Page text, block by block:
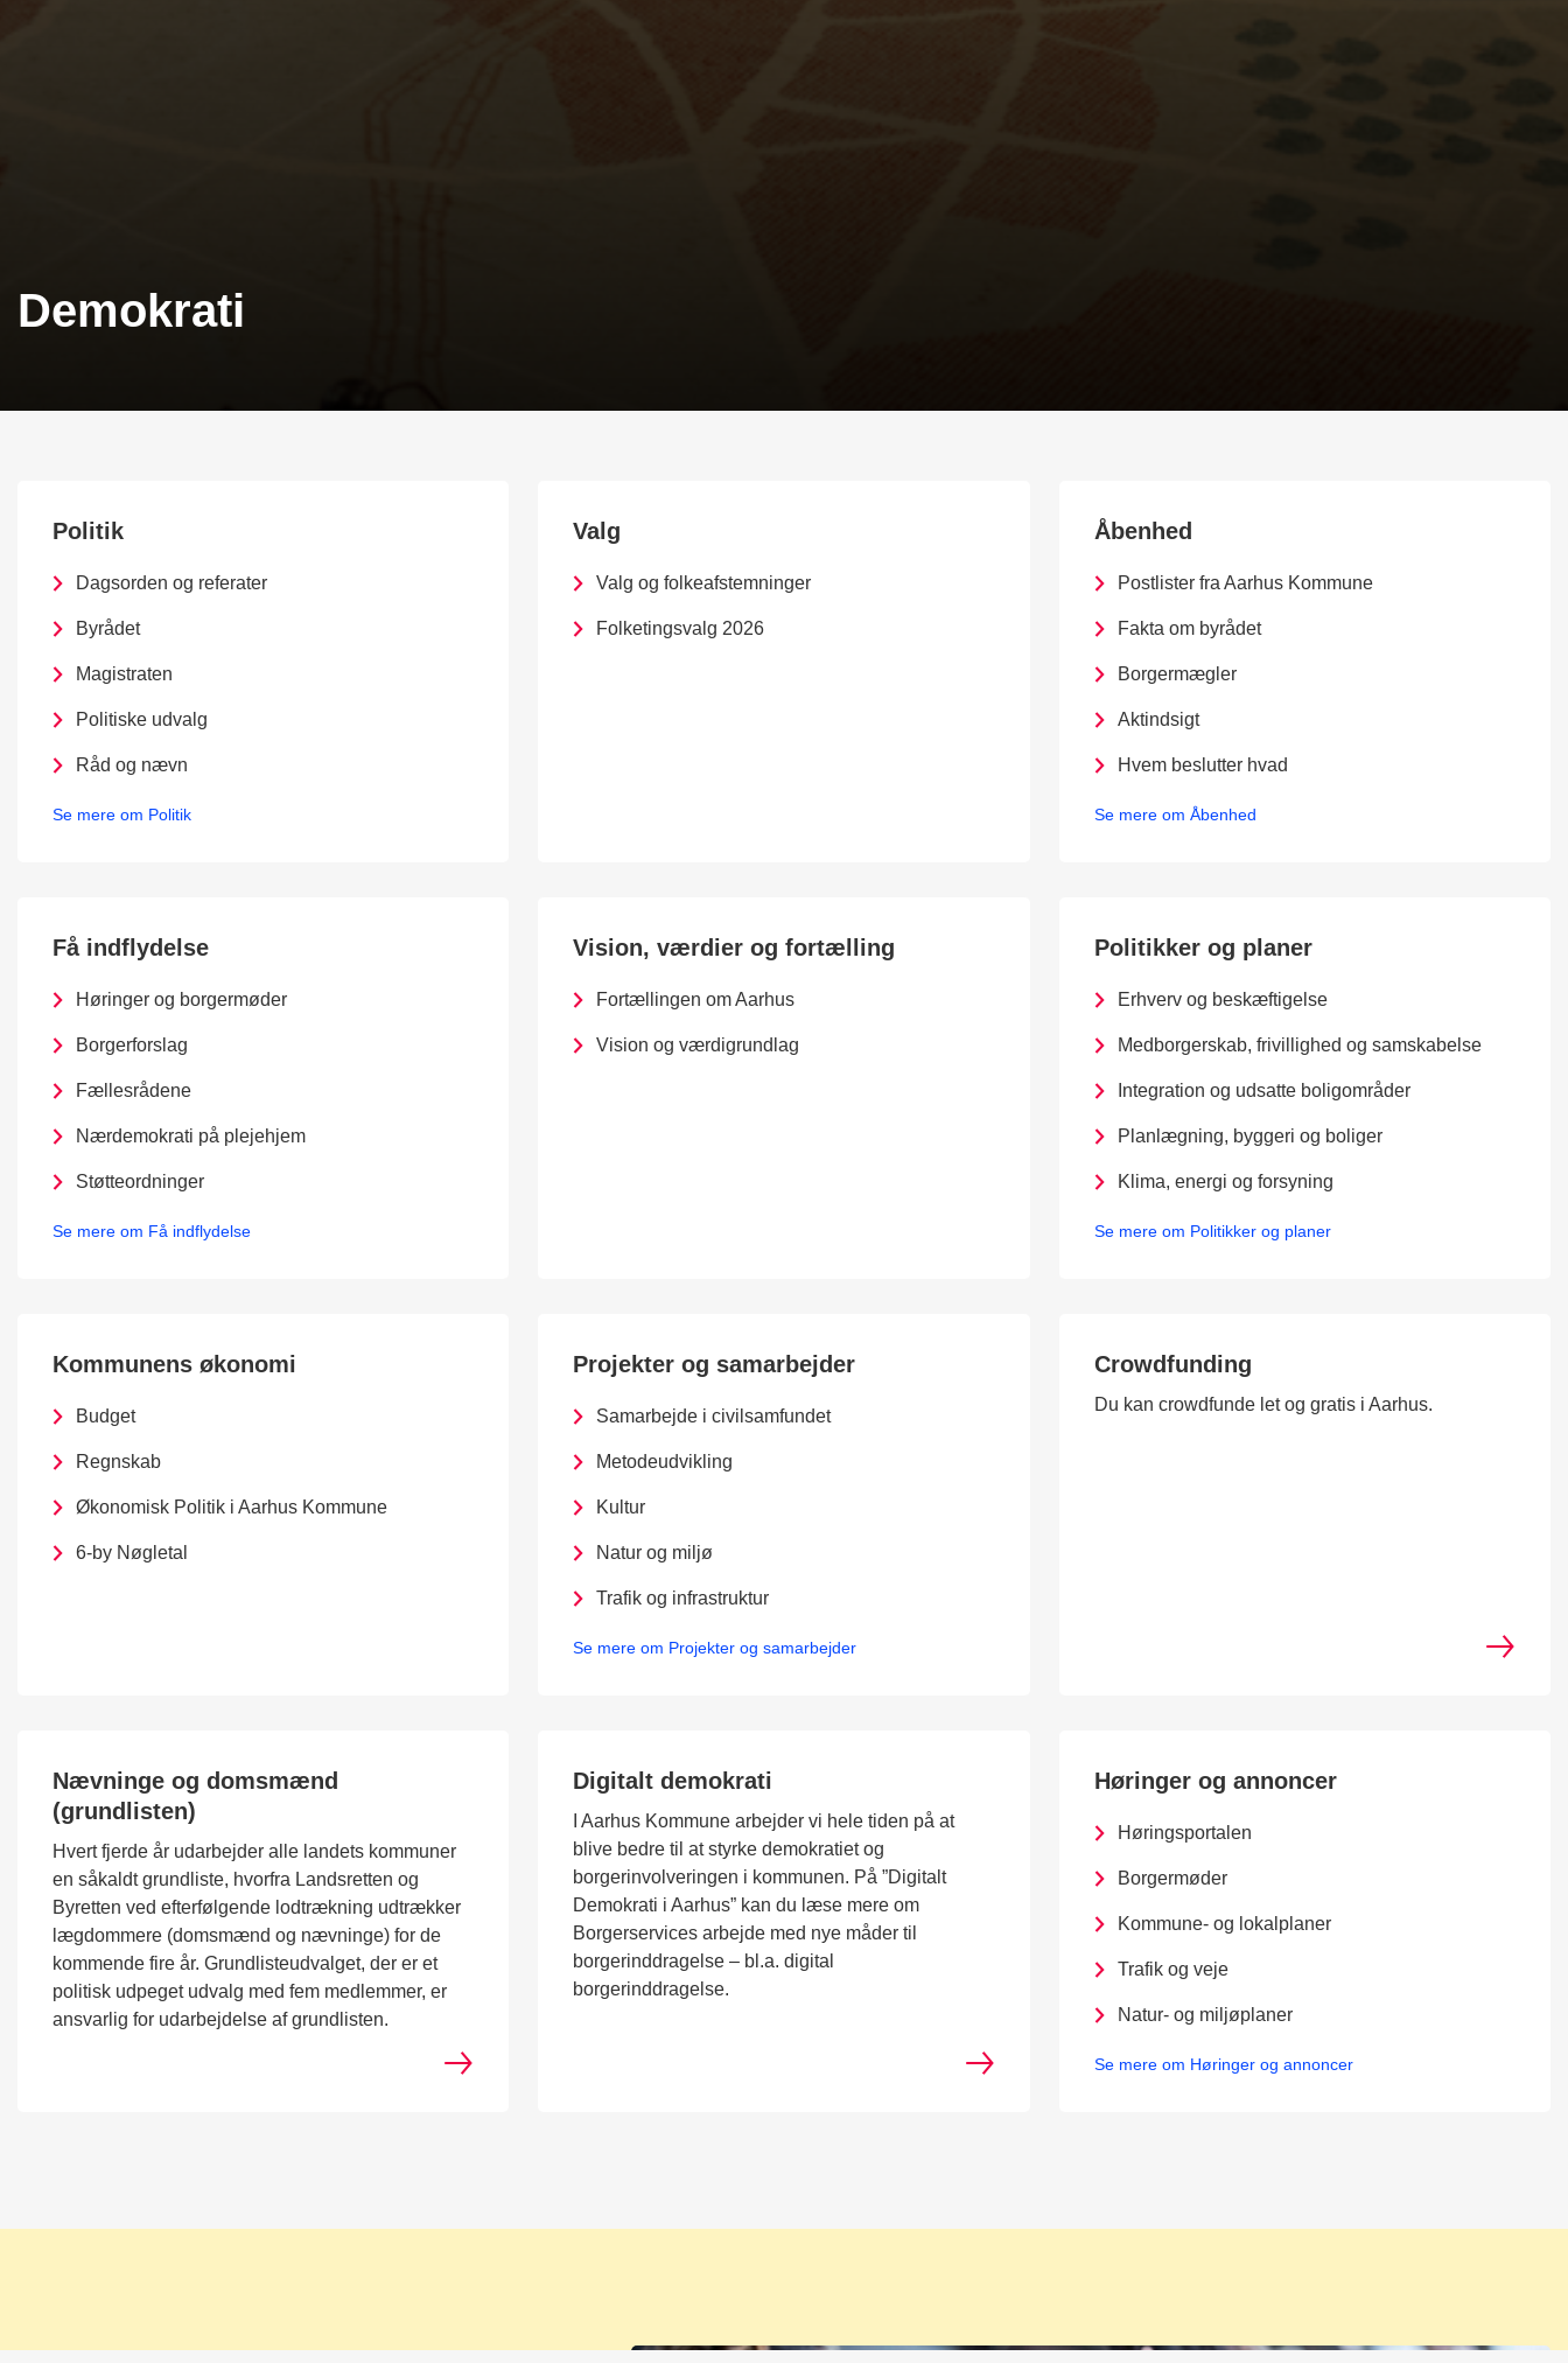
Demokrati
Politik
Dagsorden og referater
Byrådet
Magistraten
Politiske udvalg
Råd og nævn
Se mere om Politik
Valg
Valg og folkeafstemninger
Folketingsvalg 2026
Åbenhed
Postlister fra Aarhus Kommune
Fakta om byrådet
Borgermægler
Aktindsigt
Hvem beslutter hvad
Se mere om Åbenhed
Få indflydelse
Høringer og borgermøder
Borgerforslag
Fællesrådene
Nærdemokrati på plejehjem
Støtteordninger
Se mere om Få indflydelse
Vision, værdier og fortælling
Fortællingen om Aarhus
Vision og værdigrundlag
Politikker og planer
Erhverv og beskæftigelse
Medborgerskab, frivillighed og samskabelse
Integration og udsatte boligområder
Planlægning, byggeri og boliger
Klima, energi og forsyning
Se mere om Politikker og planer
Kommunens økonomi
Budget
Regnskab
Økonomisk Politik i Aarhus Kommune
6-by Nøgletal
Projekter og samarbejder
Samarbejde i civilsamfundet
Metodeudvikling
Kultur
Natur og miljø
Trafik og infrastruktur
Se mere om Projekter og samarbejder
Crowdfunding
Du kan crowdfunde let og gratis i Aarhus.
Nævninge og domsmænd
(grundlisten)
Hvert fjerde år udarbejder alle landets kommuner
en såkaldt grundliste, hvorfra Landsretten og
Byretten ved efterfølgende lodtrækning udtrækker
lægdommere (domsmænd og nævninge) for de
kommende fire år. Grundlisteudvalget, der er et
politisk udpeget udvalg med fem medlemmer, er
ansvarlig for udarbejdelse af grundlisten.
Digitalt demokrati
I Aarhus Kommune arbejder vi hele tiden på at
blive bedre til at styrke demokratiet og
borgerinvolveringen i kommunen. På ”Digitalt
Demokrati i Aarhus” kan du læse mere om
Borgerservices arbejde med nye måder til
borgerinddragelse – bl.a. digital
borgerinddragelse.
Høringer og annoncer
Høringsportalen
Borgermøder
Kommune- og lokalplaner
Trafik og veje
Natur- og miljøplaner
Se mere om Høringer og annoncer